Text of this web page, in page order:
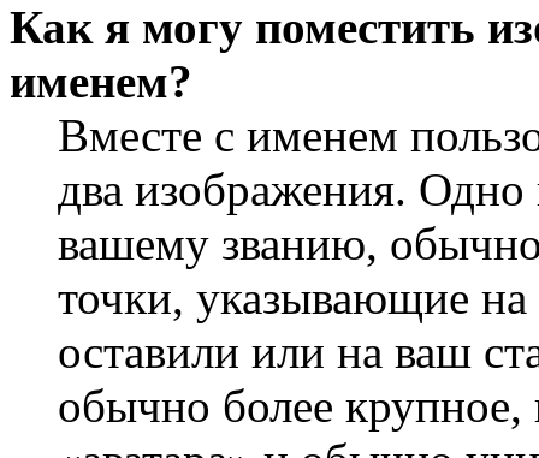
Как я могу поместить
именем?
Вместе с именем
два изображения.
вашему званию, обычно
точки, указывающие
оставили или на ваш
обычно более крупное,